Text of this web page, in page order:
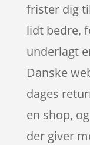
frister dig
lidt bedre,
underlagt
Danske
dages
en shop,
der giver